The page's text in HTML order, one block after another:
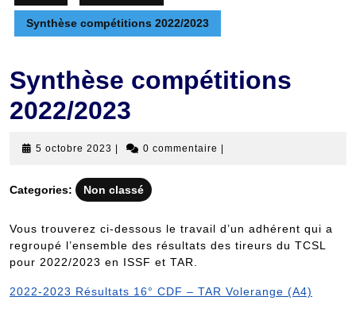
Synthèse compétitions 2022/2023
Synthèse compétitions
2022/2023
5 octobre 2023 5
2023
0 commentaire
Categories: Non classé
Vous trouverez ci-dessous le travail d’un adhérent qui a
regroupé l’ensemble des résultats des tireurs du TCSL
pour 2022/2023 en ISSF et TAR.
2022-2023 Résultats 16° CDF – TAR Volerange (A4)